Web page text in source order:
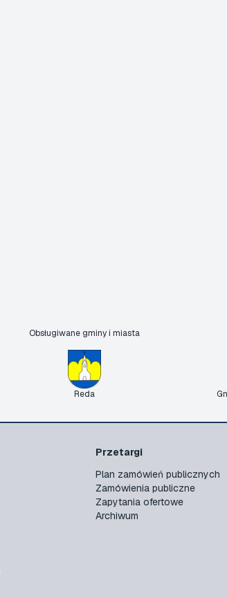
Obsługiwane gminy i miasta
Reda
Przetargi
Plan zamówień publicznych
Zamówienia publiczne
Zapytania ofertowe
Archiwum